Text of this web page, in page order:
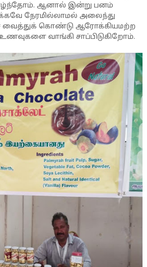
ஆனால் இன்று பனம்
நேரமில்லாமல் அலைந்து
வைத்துக் கொண்டு ஆரோக்கியமற்ற
உணவுகளை வாங்கி சாப்பிடுகிறோம்.